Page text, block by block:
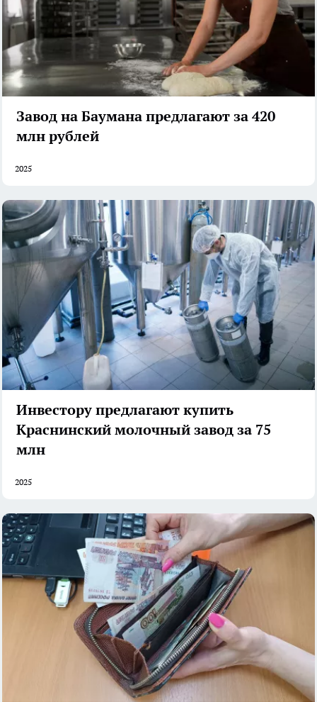
Завод на Баумана предлагают за 420
млн рублей
2025
Инвестору предлагают купить
Краснинский молочный завод за 75
млн
2025